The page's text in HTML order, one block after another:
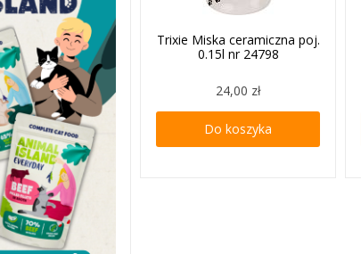
Trixie Miska ceramiczna poj.
0.15l nr 24798
24,00 zł
Do koszyka